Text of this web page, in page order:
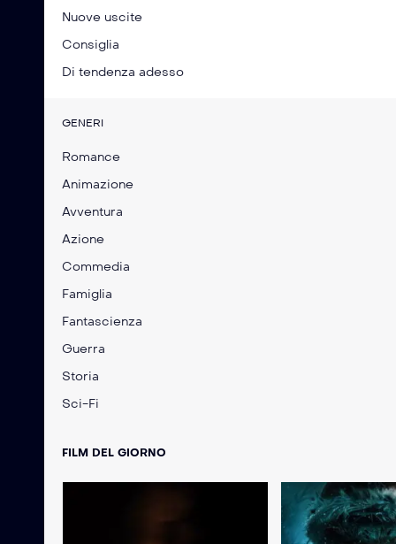
Nuove uscite
Consiglia
Di tendenza adesso
GENERI
Romance
Animazione
Avventura
Azione
Commedia
Famiglia
Fantascienza
Guerra
Storia
Sci-Fi
FILM DEL GIORNO